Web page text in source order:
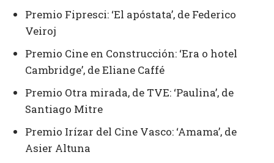
Premio Fipresci: ‘El apóstata’, de Federico
Veiroj
Premio Cine en Construcción: ‘Era o hotel
Cambridge’, de Eliane Caffé
Premio Otra mirada, de TVE: ‘Paulina’, de
Santiago Mitre
Premio Irízar del Cine Vasco: ‘Amama’, de
Asier Altuna